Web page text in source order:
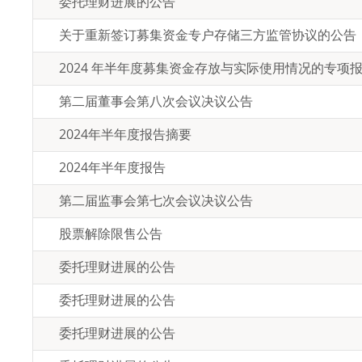
关于重新签订募集资金专户存储三方监管协议的公告
2024 年半年度募集资金存放与实际使用情况的专项
第二届董事会第八次会议决议公告
2024年半年度报告摘要
2024年半年度报告
第二届监事会第七次会议决议公告
股票解除限售公告
委托理财进展的公告
委托理财进展的公告
委托理财进展的公告